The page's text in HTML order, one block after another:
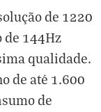
de 1220
de 144Hz
qualidade.
de até 1.600
de